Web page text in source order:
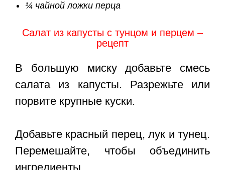
¼ чайной ложки перца
Салат из капусты с тунцом и перцем –
рецепт
В большую миску добавьте смесь
салата из капусты. Разрежьте или
порвите крупные куски.
Добавьте красный перец, лук и тунец.
Перемешайте, чтобы объединить
ингредиенты.